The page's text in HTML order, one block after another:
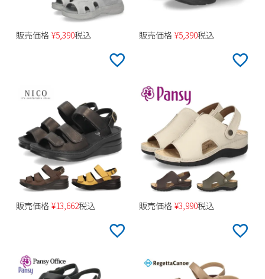
販売価格 ¥5,390税込 販売価格 ¥5,390税込
販売価格 ¥13,662税込 販売価格 ¥3,990税込